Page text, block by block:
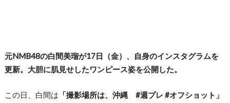
元NMB48の白間美瑠が17日（金）、自身のインスタグラムを
更新。大胆に肌見せしたワンピース姿を公開した。
この日、白間は 「撮影場所は、沖縄 #週プレ #オフショット」